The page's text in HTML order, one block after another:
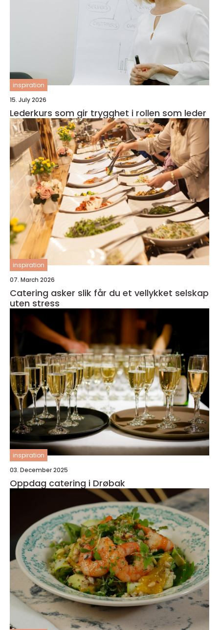
inspiration
15. July 2026
Lederkurs som gir trygghet i rollen som leder
inspiration
07. March 2026
Catering asker slik får du et vellykket selskap
uten stress
inspiration
03. December 2025
Oppdag catering i Drøbak